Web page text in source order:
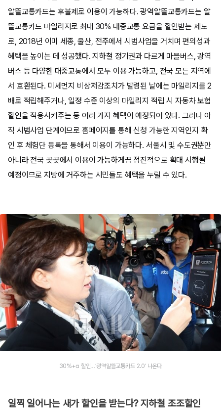
알뜰교통카드는 후불제로 이용이 가능하다. 광역알뜰교통카드는 알
뜰교통카드 마일리지로 최대 30% 대중교통 요금을 할인받는 제도
로, 2018년 이미 세종, 울산, 전주에서 시범사업을 거치며 편의성과
혜택을 높이는 데 성공했다. 지하철 정기권과 다르게 마을버스, 광역
버스 등 다양한 대중교통에서 모두 이용 가능하고, 전국 모든 지역에
서 호환된다. 미세먼지 비상저감조치가 발령된 날에는 마일리지를 2
배로 적립해주거나, 일정 수준 이상의 마일리지 적립 시 자동차 보험
할인을 적용시켜주는 등 여러 가지 혜택이 예정되어 있다. 그러나 아
직 시범사업 단계이므로 홈페이지를 통해 신청 가능한 지역인지 확
인 후 체험단 등록을 통해서 이용이 가능하다. 서울시 및 수도권뿐만
아니라 전국 곳곳에서 이용이 가능하게끔 점진적으로 확대 시행될
예정이므로 지방에 거주하는 시민들도 혜택을 누릴 수 있다.
30%+α 할인…‘광역알뜰교통카드 2.0’ 나온다
일찍 일어나는 새가 할인을 받는다? 지하철 조조할인